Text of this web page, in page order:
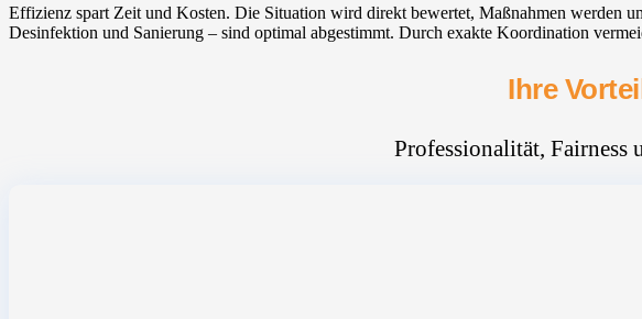
Effizienz spart Zeit und Kosten. Die Situation wird direkt bewertet, Maßnahmen werden
Desinfektion und Sanierung – sind optimal abgestimmt. Durch exakte Koordination
Ihre
Professionalität, Fairness